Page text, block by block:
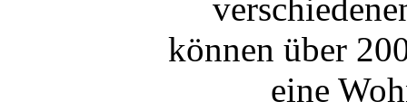
können über
eine